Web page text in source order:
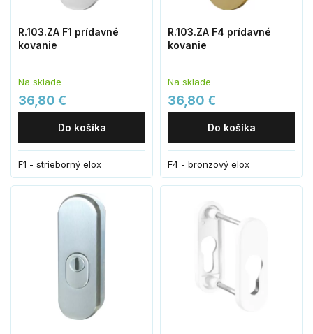
R.103.ZA F1 prídavné
kovanie
Na sklade
36,80 €
Do košíka
F1 - strieborný elox
R.103.ZA F4 prídavné
kovanie
Na sklade
36,80 €
Do košíka
F4 - bronzový elox